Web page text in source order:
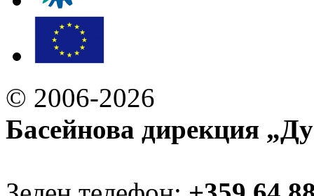
© 2006-2026
Басейнова дирекция